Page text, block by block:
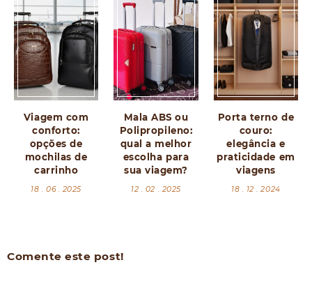
Viagem com
conforto:
opções de
mochilas de
carrinho
18 . 06 . 2025
Mala ABS ou
Polipropileno:
qual a melhor
escolha para
sua viagem?
12 . 02 . 2025
Porta terno de
couro:
elegância e
praticidade em
viagens
18 . 12 . 2024
Comente este post!